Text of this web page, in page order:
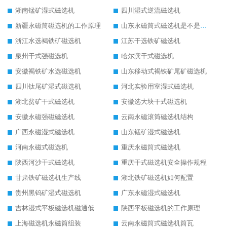
湖南锰矿湿式磁选机
四川湿式逆流磁选机
新疆永磁筒磁选机的工作原理
山东永磁筒式磁选机是不是强磁
浙江水选褐铁矿磁选机
江苏干选铁矿磁选机
泉州干式强磁选机
哈尔滨干式磁选机
安徽褐铁矿水选磁选机
山东移动式褐铁矿尾矿磁选机
四川钛尾矿湿式磁选机
河北实验用室湿式磁选机
湖北贫矿干式磁选机
安徽选大块干式磁选机
安徽永磁强磁磁选机
云南永磁滚筒磁选机结构
广西永磁湿式磁选机
山东锰矿湿式磁选机
河南永磁式磁选机
重庆永磁筒式磁选机
陕西河沙干式磁选机
重庆干式磁选机安全操作规程
甘肃铁矿磁选机生产线
湖北铁矿磁选机如何配置
贵州黑钨矿湿式磁选机
广东永磁湿式磁选机
吉林湿式平板磁选机磁通低
陕西平板磁选机的工作原理
上海磁选机永磁筒组装
云南永磁筒式磁选机筒瓦